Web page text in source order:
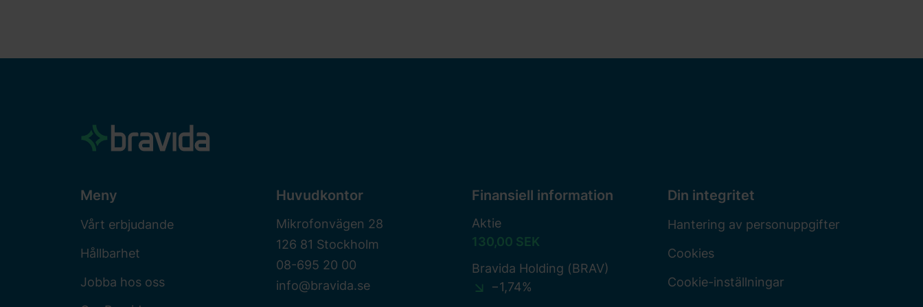
Meny
Vårt erbjudande
Hållbarhet
Jobba hos oss
Huvudkontor
Mikrofonvägen 28
126 81 Stockholm
08-695 20 00
info@bravida.se
Finansiell information
Aktie
130,00 SEK
Bravida Holding (BRAV)
−1,74%
Din integritet
Hantering av personuppgifter
Cookies
Cookie-inställningar